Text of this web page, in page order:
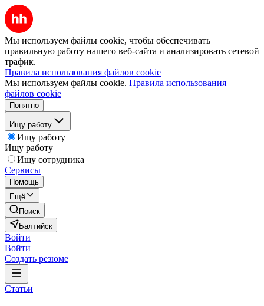
Мы используем файлы cookie, чтобы обеспечивать
правильную работу нашего веб-сайта и анализировать сетевой
трафик.
Правила использования файлов cookie
Мы используем файлы cookie. Правила использования
файлов cookie
Понятно
Ищу работу
Ищу работу
Ищу работу
Ищу сотрудника
Сервисы
Помощь
Ещё
Поиск
Балтийск
Войти
Войти
Создать резюме
Статьи